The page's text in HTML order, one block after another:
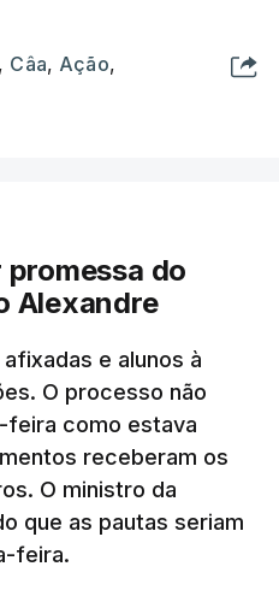
, Câa, Ação,
do
Alexandre
e alunos à
O processo não
como estava
receberam os
O ministro da
que as pautas seriam
feira.